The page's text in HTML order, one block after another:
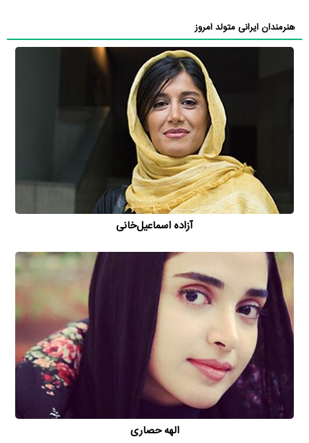
هنرمندان ایرانی متولد امروز
آزاده اسماعیل‌خانی
الهه حصاری